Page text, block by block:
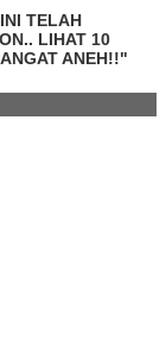
TELAH
LIHAT 10
ANEH!!"